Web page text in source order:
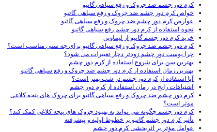
کرم دور چشم ضد چروک و رفع سیاهی گاتیو
خواص کرم دور چشم ضد چروک و رفع سیاهی گاتیو
عوارض کرم دور چشم ضد چروک و رفع سیاهی گاتیو
نحوه استفاده از کرم دور چشم رفع سیاهی گاتیو
خرید کرم دور چشم گاتیو از لیماوین
کرم دور چشم ضد چروک و رفع سیاهی گاتیو برای چه سنی مناسب است؟
چرا پوست دور چشم زودتر دچار تغییرات می شود؟
بهترین سن برای شروع استفاده از کرم دور چشم
بهترین زمان استفاده از کرم دور چشم ضد چروک و رفع سیاهی گاتیو
آیا استفاده از کرم دور چشم در شب بهتر است؟
اشتباهات رایج در زمان استفاده از کرم دور چشم
کرم دور چشم ضد چروک و رفع سیاهی گاتیو برای چروک های پنجه کلاغی
موثر است؟
کرم دور چشم چگونه می تواند به بهبود چروک های پنجه کلاغی کمک کند؟
تأثیر کرم دور چشم گاتیو بر خطوط اولیه و پیشرفته
عوامل مؤثر بر اثربخشی کرم دور چشم